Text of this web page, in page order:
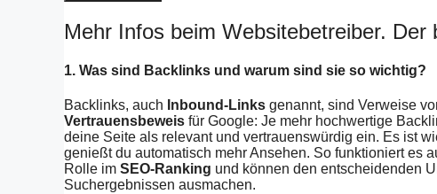
Mehr Infos beim Websitebetreiber.
1. Was sind Backlinks und warum sind sie so wichtig?
Backlinks, auch Inbound-Links genannt, sind Verweise
Vertrauensbeweis für Google: Je mehr hochwertige
deine Seite als relevant und vertrauenswürdig ein. Es ist
genießt du automatisch mehr Ansehen. So funktioniert es
Rolle im SEO-Ranking und können den entscheidenden
Suchergebnissen ausmachen.